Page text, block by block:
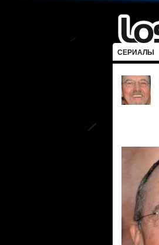
СЕРИАЛЫ